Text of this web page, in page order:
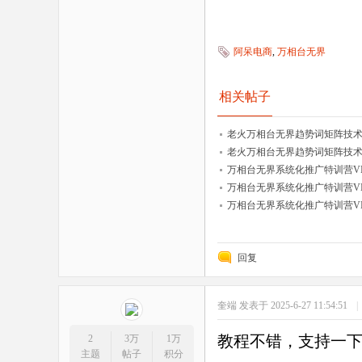
阿呆电商 万相台无界
相关帖子
老火万相台无界趋势词矩阵技
老火万相台无界趋势词矩阵技
万相台无界系统化推广特训营
万相台无界系统化推广特训营
万相台无界系统化推广特训营
回复
2
主题
3万
帖子
1万
积分
奎端 发表于 2025-6-27 11:54:51 |
教程不错，支持一